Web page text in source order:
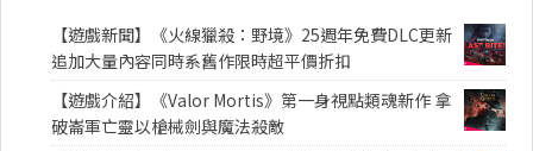
【遊戲新聞】《火線獵殺：野境》25週年免費DLC更新
追加大量內容同時系舊作限時超平價折扣
【遊戲介紹】《Valor Mortis》第一身視點類魂新作 拿
破崙軍亡靈以槍械劍與魔法殺敵